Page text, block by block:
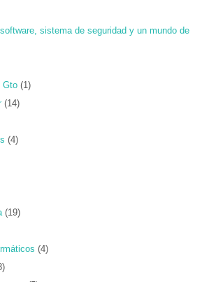
sistema de seguridad y un mundo de
Gto (1)
(14)
(4)
(19)
(4)